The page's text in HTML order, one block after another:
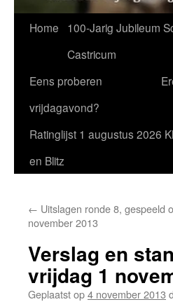
Home
100-Jarig Jubileum
Castricum
Eens proberen
vrijdagavond?
Ratinglijst 1 augustus 2026
en Blitz
← Uitslagen ronde 8, gespeeld
november 2013
Verslag en
vrijdag 1
Geplaatst op4 november 2013